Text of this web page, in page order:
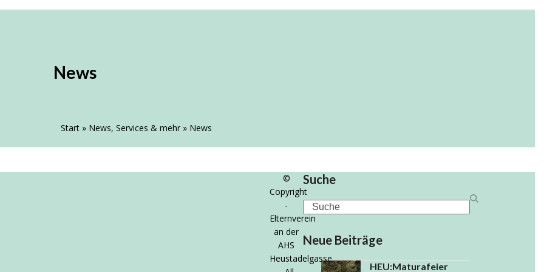
News
Start» News, Services & mehr» News
Suche
Search
Neue Beiträge
HEU:Maturafeier
©
Copyright
-
Elternverein
an der
AHS
Heustadelgasse